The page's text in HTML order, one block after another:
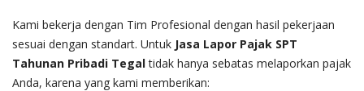
Kami bekerja dengan Tim Profesional dengan hasil pekerjaan
sesuai dengan standart. Untuk Jasa Lapor Pajak SPT
Tahunan Pribadi Tegaltidak hanya sebatas melaporkan pajak
Anda, karena yang kami memberikan: